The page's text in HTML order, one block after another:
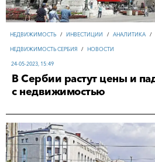
НЕДВИЖИМОСТЬ / ИНВЕСТИЦИИ / АНАЛИТИКА /
НЕДВИЖИМОСТЬ СЕРБИЯ / НОВОСТИ
24-05-2023, 15:49
В Сербии растут цены и
с недвижимостью